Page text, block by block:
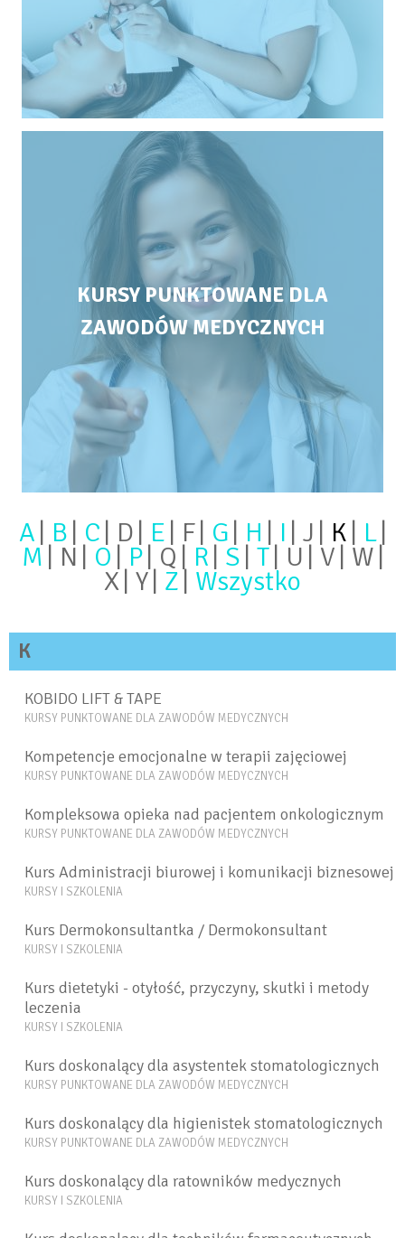
KURSY PUNKTOWANE DLA
ZAWODÓW MEDYCZNYCH
A B C D E F G H I J K L
M N O P Q R S T U V W
X Y Z Wszystko
K
KOBIDO LIFT & TAPE
KURSY PUNKTOWANE DLA ZAWODÓW MEDYCZNYCH
Kompetencje emocjonalne w terapii zajęciowej
KURSY PUNKTOWANE DLA ZAWODÓW MEDYCZNYCH
Kompleksowa opieka nad pacjentem onkologicznym
KURSY PUNKTOWANE DLA ZAWODÓW MEDYCZNYCH
Kurs Administracji biurowej i komunikacji biznesowej
KURSY I SZKOLENIA
Kurs Dermokonsultantka / Dermokonsultant
KURSY I SZKOLENIA
Kurs dietetyki - otyłość, przyczyny, skutki i metody
leczenia
KURSY I SZKOLENIA
Kurs doskonalący dla asystentek stomatologicznych
KURSY PUNKTOWANE DLA ZAWODÓW MEDYCZNYCH
Kurs doskonalący dla higienistek stomatologicznych
KURSY PUNKTOWANE DLA ZAWODÓW MEDYCZNYCH
Kurs doskonalący dla ratowników medycznych
KURSY I SZKOLENIA